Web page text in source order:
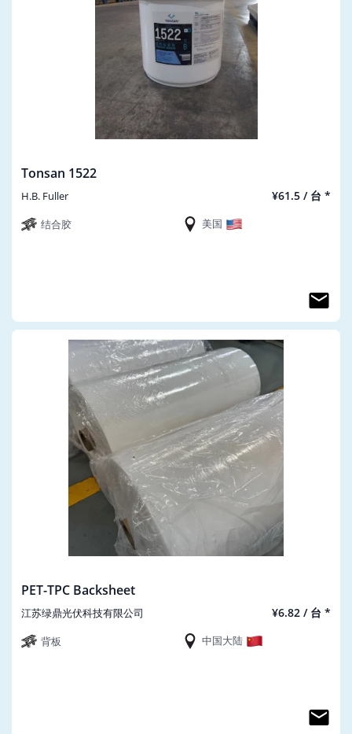
Tonsan 1522
H.B. Fuller ¥61.5 / 台 *
结合胶 美国
PET-TPC Backsheet
江苏绿鼎光伏科技有限公司 ¥6.82 / 台 *
背板 中国大陆